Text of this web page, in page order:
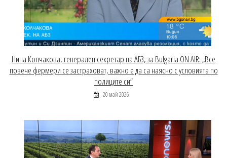
Нина Колчакова, генерален секретар на АБЗ, за Bulgaria ON AIR: „Все
повече фермери се застраховат, важно е да са наясно с условията по
полиците си“
20 май 2026